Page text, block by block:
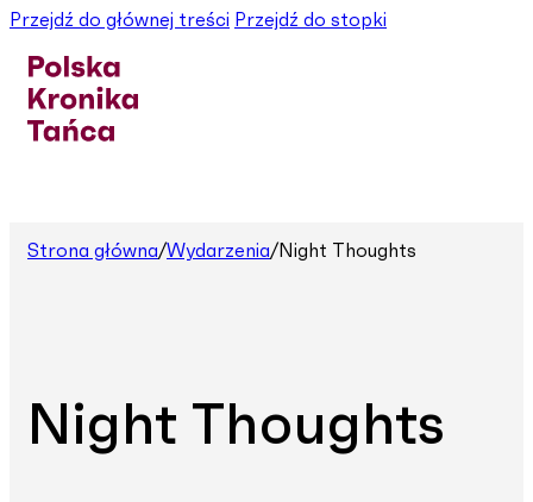
Przejdź do głównej treści Przejdź do stopki
Strona główna/Wydarzenia/Night Thoughts
Night Thoughts